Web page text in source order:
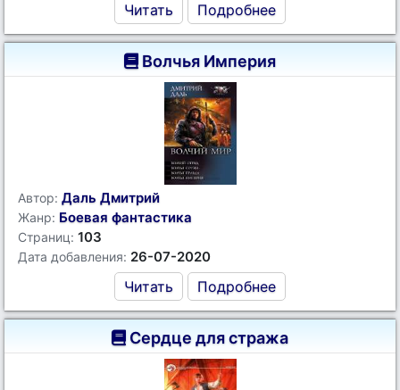
Читать Подробнее
Волчья Империя
Автор: Даль Дмитрий
Жанр: Боевая фантастика
Страниц: 103
Дата добавления: 26-07-2020
Читать Подробнее
Сердце для стража